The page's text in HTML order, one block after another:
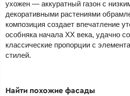
ухожен — аккуратный газон с
декоративными растениями
композиция создает впечатление
особняка начала XX века, удачно
классические пропорции с
стилей.
Найти похожие фасады